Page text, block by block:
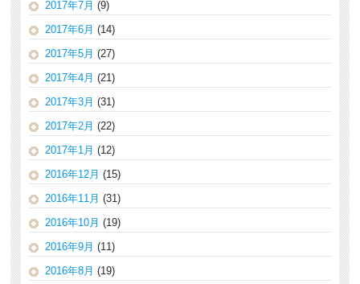
2017年7月 (9)
2017年6月 (14)
2017年5月 (27)
2017年4月 (21)
2017年3月 (31)
2017年2月 (22)
2017年1月 (12)
2016年12月 (15)
2016年11月 (31)
2016年10月 (19)
2016年9月 (11)
2016年8月 (19)